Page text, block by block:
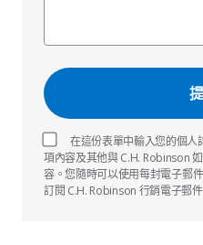
在這份表單中輸入您的個
項內容及其他與 C.H. Robinson
容。您隨時可以使用每封電子郵
訂閱 C.H. Robinson 行銷電子郵